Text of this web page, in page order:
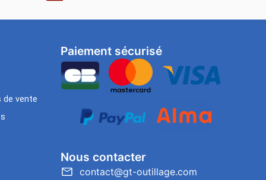
de vente
Paiement sécurisé
Nous contacter
contact@gt-outillage.com